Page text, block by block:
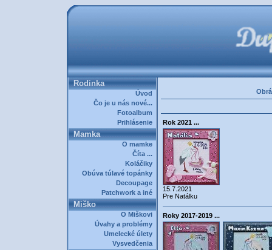
Rodinka
Úvod
Čo je u nás nové...
Fotoalbum
Prihlásenie
Mamka
O mamke
Číta ...
Koláčiky
Obúva túlavé topánky
Decoupage
Patchwork a iné
Miško
O Miškovi
Úvahy a problémy
Umelecké úlety
Vysvedčenia
Rok 2021 ...
15.7.2021
Pre Natálku
Roky 2017-2019 ...